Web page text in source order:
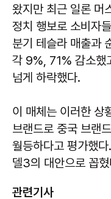
왔지만 최근 일론 머
정치 행보로 소비자
분기 테슬라 매출과
각 9%, 71% 감소했
넘게 하락했다.
이 매체는 이러한 상
브랜드로 중국 브랜
월등하다고 평가했
델3의 대안으로 꼽
관련기사